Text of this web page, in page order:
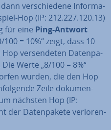
ver­schie­de­ne In­for­ma­
Hop (IP: 212.227.120.13)
für eine Ping-Antwort
= 10%“ zeigt, dass 10
Hop ver­sen­de­ten Da­ten­pa­
Werte „8/100 = 8%“
wurden, die den Hop
Zeile do­ku­men­
nächsten Hop (IP:
der Da­ten­pa­ke­te ver­lo­ren­